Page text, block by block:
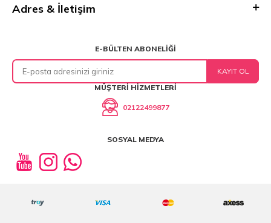
Adres & İletişim
E-BÜLTEN ABONELIĞI
KAYIT OL
MÜŞTERI HIZMETLERI
02122499877
SOSYAL MEDYA